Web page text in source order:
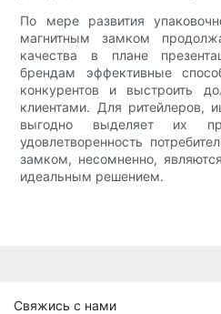
По мере развития
магнитным замком
качества в плане
брендам эффективные
конкурентов и выстроить
клиентами. Для ритейлеров,
выгодно выделяет их
удовлетворенность
замком, несомненно,
идеальным решением.
Свяжись с нами